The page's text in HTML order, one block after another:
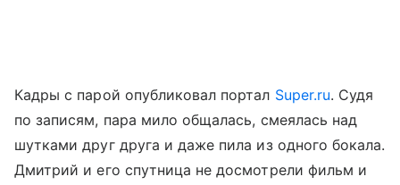
Кадры с парой опубликовал портал Super.ru. Судя
по записям, пара мило общалась, смеялась над
шутками друг друга и даже пила из одного бокала.
Дмитрий и его спутница не досмотрели фильм и